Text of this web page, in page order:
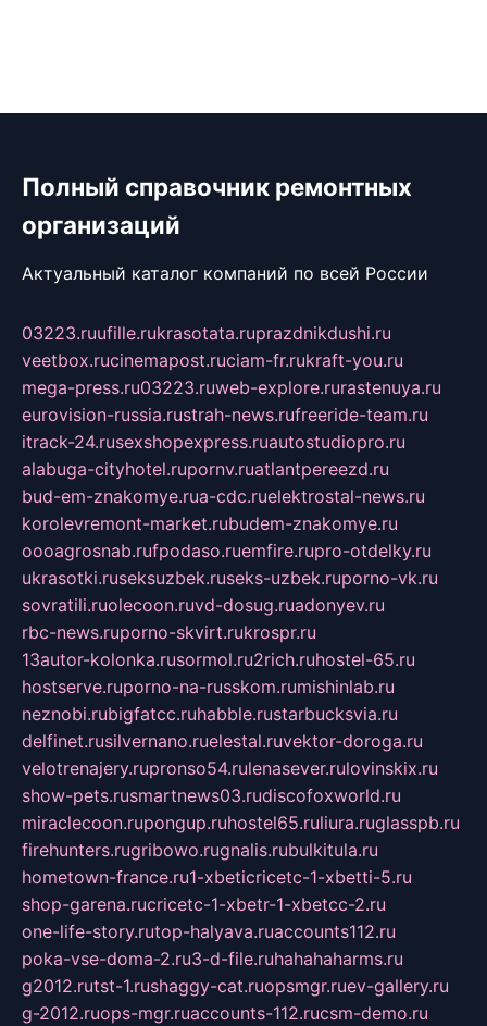
Полный справочник ремонтных
организаций
Актуальный каталог компаний по всей России
03223.ruufille.rukrasotata.ruprazdnikdushi.ru
veetbox.rucinemapost.ruciam-fr.rukraft-you.ru
mega-press.ru03223.ruweb-explore.rurastenuya.ru
eurovision-russia.rustrah-news.rufreeride-team.ru
itrack-24.rusexshopexpress.ruautostudiopro.ru
alabuga-cityhotel.rupornv.ruatlantpereezd.ru
bud-em-znakomye.rua-cdc.ruelektrostal-news.ru
korolevremont-market.rubudem-znakomye.ru
oooagrosnab.rufpodaso.ruemfire.rupro-otdelky.ru
ukrasotki.ruseksuzbek.ruseks-uzbek.ruporno-vk.ru
sovratili.ruolecoon.ruvd-dosug.ruadonyev.ru
rbc-news.ruporno-skvirt.rukrospr.ru
13autor-kolonka.rusormol.ru2rich.ruhostel-65.ru
hostserve.ruporno-na-russkom.rumishinlab.ru
neznobi.rubigfatcc.ruhabble.rustarbucksvia.ru
delfinet.rusilvernano.ruelestal.ruvektor-doroga.ru
velotrenajery.rupronso54.rulenasever.rulovinskix.ru
show-pets.rusmartnews03.rudiscofoxworld.ru
miraclecoon.rupongup.ruhostel65.ruliura.ruglasspb.ru
firehunters.rugribowo.rugnalis.rubulkitula.ru
hometown-france.ru1-xbeticricetc-1-xbetti-5.ru
shop-garena.rucricetc-1-xbetr-1-xbetcc-2.ru
one-life-story.rutop-halyava.ruaccounts112.ru
poka-vse-doma-2.ru3-d-file.ruhahahaharms.ru
g2012.rutst-1.rushaggy-cat.ruopsmgr.ruev-gallery.ru
g-2012.ruops-mgr.ruaccounts-112.rucsm-demo.ru